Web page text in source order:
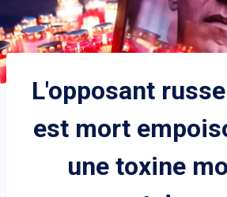
L'opposant
est mort
une toxine